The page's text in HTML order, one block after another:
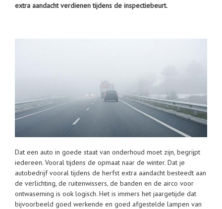
extra aandacht verdienen tijdens de inspectiebeurt.
Dat een auto in goede staat van onderhoud moet zijn, begrijpt
iedereen. Vooral tijdens de opmaat naar de winter. Dat je
autobedrijf vooral tijdens de herfst extra aandacht besteedt aan
de verlichting, de ruitenwissers, de banden en de airco voor
ontwaseming is ook logisch. Het is immers het jaargetijde dat
bijvoorbeeld goed werkende en goed afgestelde lampen van